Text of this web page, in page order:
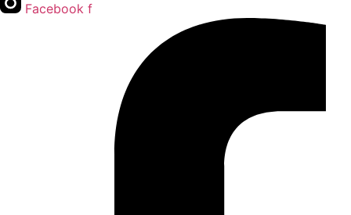
Facebook f